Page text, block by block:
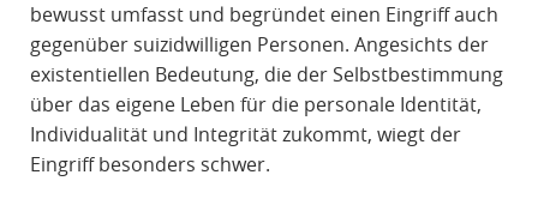
bewusst umfasst und begründet einen Eingriff auch
gegenüber suizidwilligen Personen. Angesichts der
existentiellen Bedeutung, die der Selbstbestimmung
über das eigene Leben für die personale Identität,
Individualität und Integrität zukommt, wiegt der
Eingriff besonders schwer.